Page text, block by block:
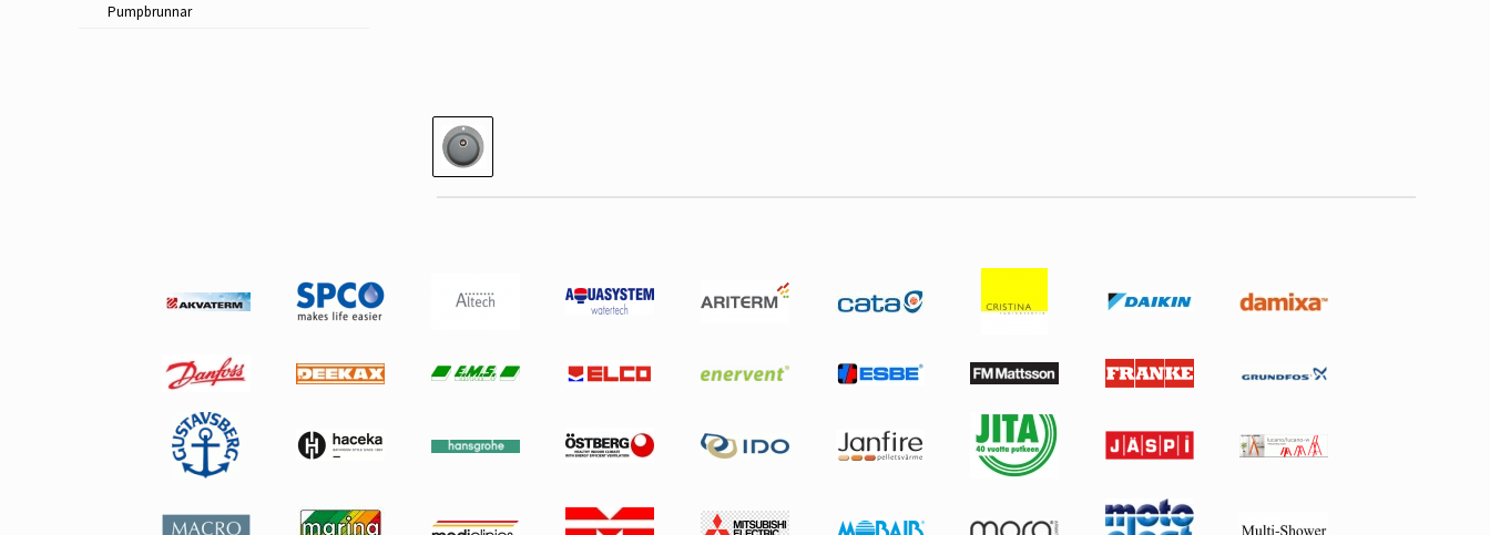
Pumpbrunnar